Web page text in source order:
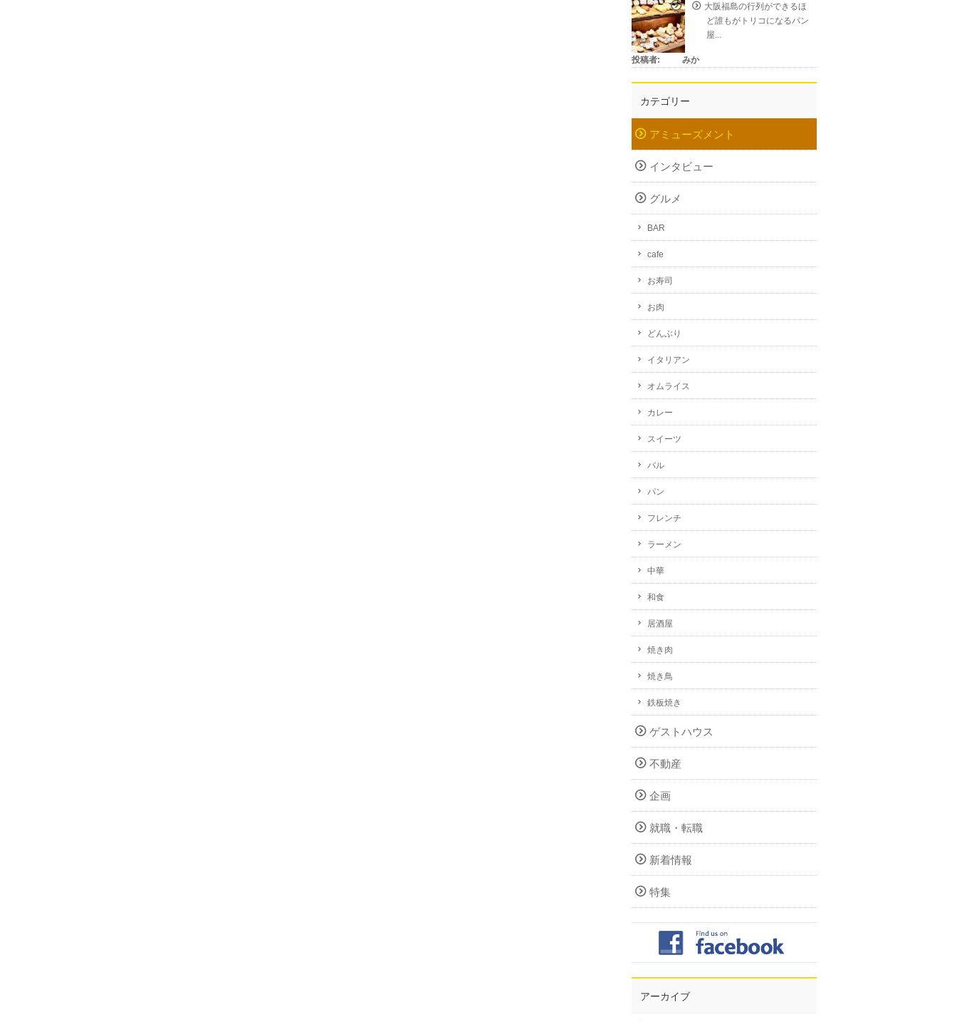
大阪福島の行列ができるほ
ど誰もがトリコになるパン
屋...
投稿者: みか
カテゴリー
アミューズメント
インタビュー
グルメ
BAR
cafe
お寿司
お肉
どんぶり
イタリアン
オムライス
カレー
スイーツ
バル
パン
フレンチ
ラーメン
中華
和食
居酒屋
焼き肉
焼き鳥
鉄板焼き
ゲストハウス
不動産
企画
就職・転職
新着情報
特集
アーカイブ